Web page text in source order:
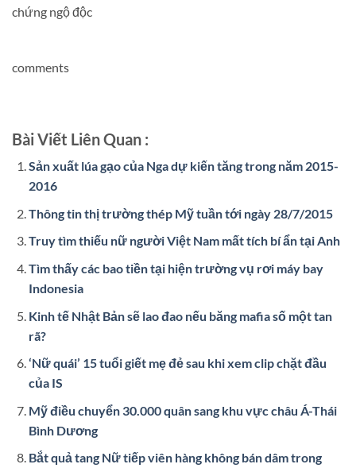
chứng ngộ độc
comments
Bài Viết Liên Quan :
Sản xuất lúa gạo của Nga dự kiến tăng trong năm 2015-
2016
Thông tin thị trường thép Mỹ tuần tới ngày 28/7/2015
Truy tìm thiếu nữ người Việt Nam mất tích bí ẩn tại Anh
Tìm thấy các bao tiền tại hiện trường vụ rơi máy bay
Indonesia
Kinh tế Nhật Bản sẽ lao đao nếu băng mafia số một tan
rã?
‘Nữ quái’ 15 tuổi giết mẹ đẻ sau khi xem clip chặt đầu
của IS
Mỹ điều chuyển 30.000 quân sang khu vực châu Á-Thái
Bình Dương
Bắt quả tang Nữ tiếp viên hàng không bán dâm trong